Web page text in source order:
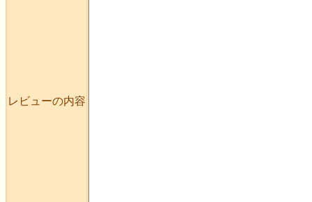
レビューの内容